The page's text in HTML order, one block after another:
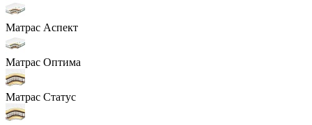
Матрас Аспект
Матрас Оптима
Матрас Статус